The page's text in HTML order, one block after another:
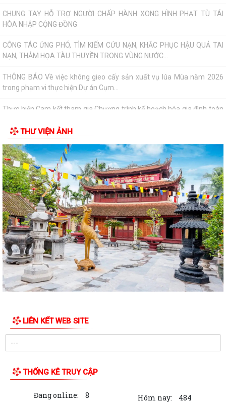
cầu đến năm 2030 (FP2030)
quyết khiếu nại, tố cáo, kiến...
xã 6 tháng cuối năm 2026
lý đơn khiếu nại, tố...
QUYẾT ĐỊNH: Ban hành Nội quy tiếp công dân tại Trụ sở Ủy ban nhân
dân xã An Quang
Quy định số 132-QĐ/TW của Bộ Chính trị và Kế hoạch số 69-KH/TU,
ngày 12/6/2026 của Ban Thường vụ...
Quy định số 178-QĐ/TW của Bộ Chính trị và Kế hoạch số 66-KH/TU,
ngày 08/6/2026 của Ban Thường vụ...
Thông báo về việc công khai số điện thoại đường dây nóng tiếp nhận
thông tin phản ánh, kiến nghị,...
Thông báo Về việc công khai số điện thoại đường dây nóng tiếp nhận
thông tin phản ánh, kiến nghị,...
Thông báo Về việc công khai số điện thoại đường dây nóng tiếp nhận
Nghị quyết số 09-NQ/TU, ngày 26/5/2026 của Ban Thường vụ Thành
ủy về giải pháp nâng cao chất lượng...
thứ 22 (năm 2026)
THƯ VIỆN ẢNH
LIÊN KẾT WEB SITE
THỐNG KÊ TRUY CẬP
Đang online: 8 Hôm nay: 484